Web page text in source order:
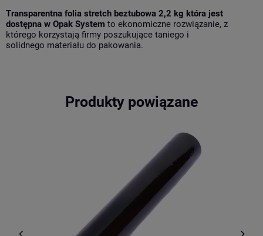
Transparentna folia stretch beztubowa 2,2 kg która jest
dostępna w Opak System to ekonomiczne rozwiązanie, z
którego korzystają firmy poszukujące taniego i
solidnego materiału do pakowania.
Produkty powiązane